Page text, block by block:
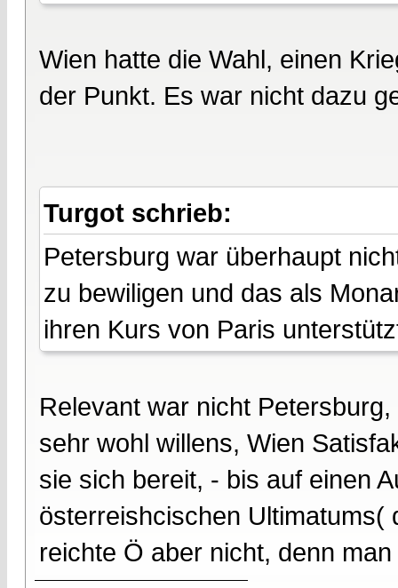
Wien hatte die Wahl, einen
der Punkt. Es war nicht dazu
Turgot schrieb:
Petersburg war überhaupt
zu bewiligen und das als
ihren Kurs von Paris
Relevant war nicht
sehr wohl willens, Wien
sie sich bereit, - bis auf einen
österreishcischen
reichte Ö aber nicht, denn